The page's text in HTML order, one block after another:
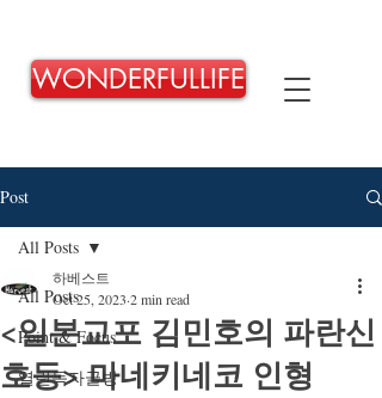
WONDERFULLIFE
Post
All Posts
Point & Focus
열린독자글방
All Posts
<일본교포 김민호의 파란신
호등> 마네키네코 인형
하베스트
Oct 25, 2023 2 min read